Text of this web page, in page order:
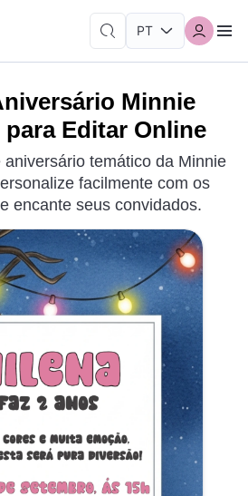
Minnie
para Editar Online
temático da Minnie
facilmente com os
encante seus convidados.